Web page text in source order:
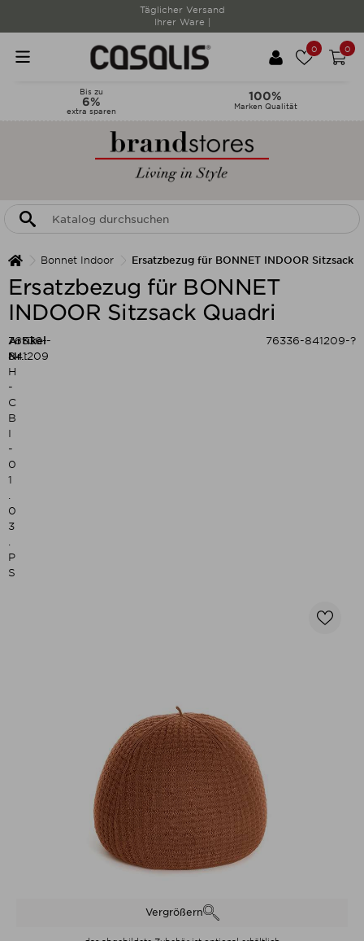
Täglicher Versand
Ihrer Ware |
0 0
Bis zu
6%
extra sparen
100%
Marken Qualität
Bonnet Indoor Ersatzbezug für BONNET INDOOR Sitzsack
Ersatzbezug für BONNET
INDOOR Sitzsack Quadri
Artikel-
Nr.:
H
-
C
B
I
-
0
1
0
3
P
S
76336-
841209
76336-841209-?
Vergrößern